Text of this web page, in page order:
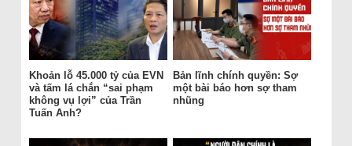
Khoản lỗ 45.000 tỷ của EVN
và tấm lá chắn “sai phạm
không vụ lợi” của Trần
Tuấn Anh?
Bản lĩnh chính quyền: Sợ
một bài báo hơn sợ tham
nhũng